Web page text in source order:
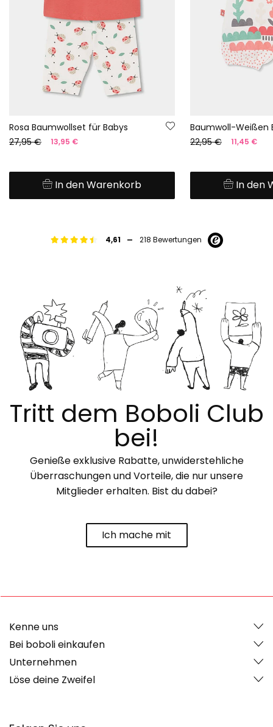
Rosa Baumwollset für Babys
27,95 €
13,95 €
In den Warenkorb
22,95 € 11,45 €
In den
4,61 - 218 Bewertungen
Tritt dem Boboli Club
bei!
Genieße exklusive Rabatte, unwiderstehliche
Überraschungen und Vorteile, die nur unsere
Mitglieder erhalten. Bist du dabei?
Ich mache mit
Kenne uns
Bei boboli einkaufen
Unternehmen
Löse deine Zweifel